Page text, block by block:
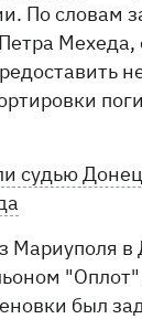
По словам
Мехеда,
судью
Мариуполя
был